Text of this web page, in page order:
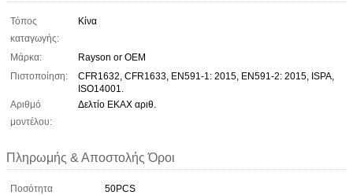
Τόπος
καταγωγής:
Κίνα
Μάρκα:
Rayson or OEM
Πιστοποίηση:
CFR1632, CFR1633, EN591-1: 2015, EN591-2: 2015, ISPA,
ISO14001.
Αριθμό
μοντέλου:
Δελτίο ΕΚΑΧ αριθ.
Πληρωμής & Αποστολής Όροι
Ποσότητα
50PCS